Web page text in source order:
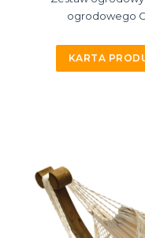
ogrodowego
KARTA